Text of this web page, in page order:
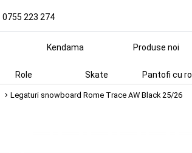
0755 223 274
Kendama Produse noi
Role Skate Pantofi cu
Legaturi snowboard Rome Trace AW Black 25/26